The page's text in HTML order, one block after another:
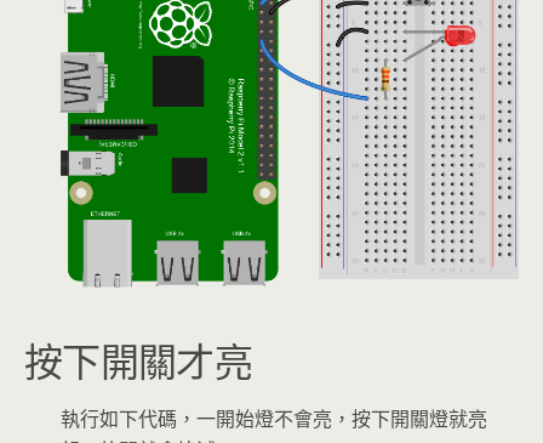
按下開關才亮
執行如下代碼，一開始燈不會亮，按下開關燈就亮